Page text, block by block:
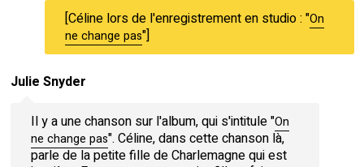
[Céline lors de l'enregistrement en studio : "On
ne change pas"]
Julie Snyder
Il y a une chanson sur l'album, qui s'intitule "On
ne change pas". Céline, dans cette chanson là,
parle de la petite fille de Charlemagne qui est